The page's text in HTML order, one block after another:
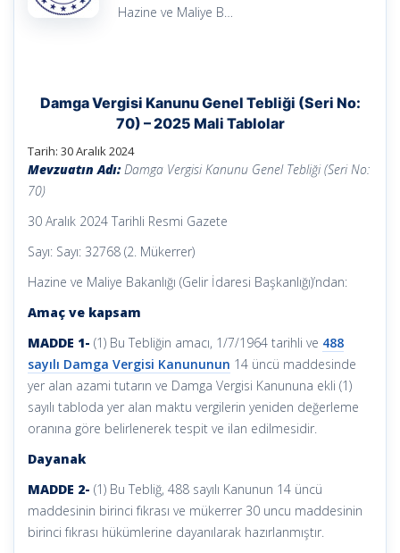
Hazine ve Maliye B…
Damga Vergisi Kanunu Genel Tebliği (Seri No:
70) – 2025 Mali Tablolar
Tarih: 30 Aralık 2024
Mevzuatın Adı:Damga Vergisi Kanunu Genel Tebliği (Seri No:
70)
30 Aralık 2024 Tarihli Resmi Gazete
Sayı: Sayı: 32768 (2. Mükerrer)
Hazine ve Maliye Bakanlığı (Gelir İdaresi Başkanlığı)’ndan:
Amaç ve kapsam
MADDE 1- (1) Bu Tebliğin amacı, 1/7/1964 tarihli ve 488
sayılı Damga Vergisi Kanununun 14 üncü maddesinde
yer alan azami tutarın ve Damga Vergisi Kanununa ekli (1)
sayılı tabloda yer alan maktu vergilerin yeniden değerleme
oranına göre belirlenerek tespit ve ilan edilmesidir.
Dayanak
MADDE 2- (1) Bu Tebliğ, 488 sayılı Kanunun 14 üncü
maddesinin birinci fıkrası ve mükerrer 30 uncu maddesinin
birinci fıkrası hükümlerine dayanılarak hazırlanmıştır.